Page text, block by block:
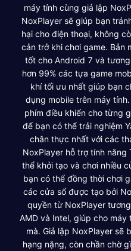
máy tính cùng giả lập
NoxPlayer sẽ giúp bạn
hại cho điện thoại, không
cản trở khi chơi game. Bản
tốt cho Android 7 và
hơn 99% các tựa game
khí tối ưu nhất giúp bạn
dụng mobile trên máy
phím điều khiển cho từng
để bạn có thể trải nghiệm
chân thực nhất với các
NoxPlayer hỗ trợ tính năng
thể khởi tạo và chơi nhiều
bạn có thể đồng thời chơi
các cửa sổ được tạo bởi
quyền từ NoxPlayer
AMD và Intel, giúp cho
mà. Giả lập NoxPlayer sẽ
hạng nặng, còn chần chờ